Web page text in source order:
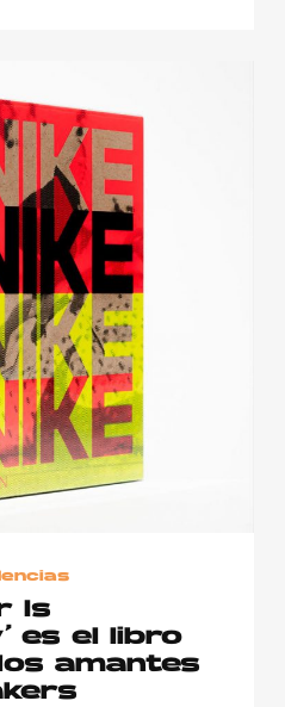
Is
es el libro
amantes